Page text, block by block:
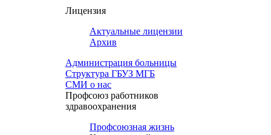
Лицензия
Актуальные лицензии
Архив
Администрация больницы
Структура ГБУЗ МГБ
СМИ о нас
Профсоюз работников
здравоохранения
Профсоюзная жизнь